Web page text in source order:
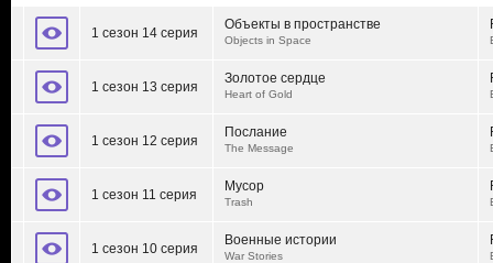
1 сезон 14 серия
Объекты в пространстве
Objects in Space
1 сезон 13 серия
Золотое сердце
Heart of Gold
1 сезон 12 серия
Послание
The Message
1 сезон 11 серия
Мусор
Trash
1 сезон 10 серия
Военные истории
War Stories